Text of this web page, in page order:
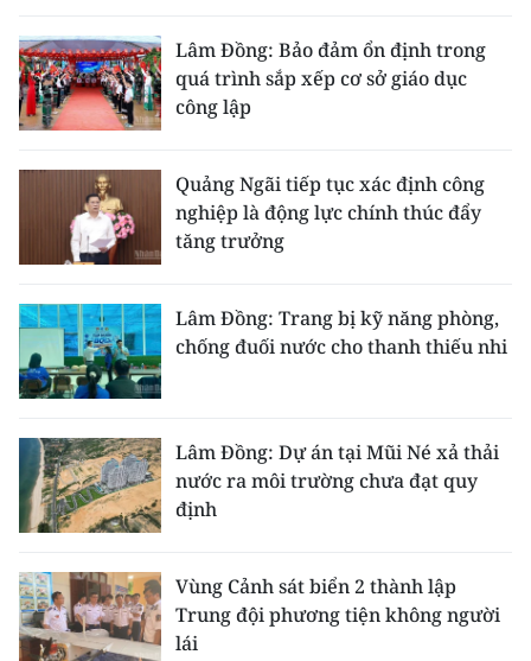
Lâm Đồng: Bảo đảm ổn định trong
quá trình sắp xếp cơ sở giáo dục
công lập
Quảng Ngãi tiếp tục xác định công
nghiệp là động lực chính thúc đẩy
tăng trưởng
Lâm Đồng: Trang bị kỹ năng phòng,
chống đuối nước cho thanh thiếu nhi
Lâm Đồng: Dự án tại Mũi Né xả thải
nước ra môi trường chưa đạt quy
định
Vùng Cảnh sát biển 2 thành lập
Trung đội phương tiện không người
lái